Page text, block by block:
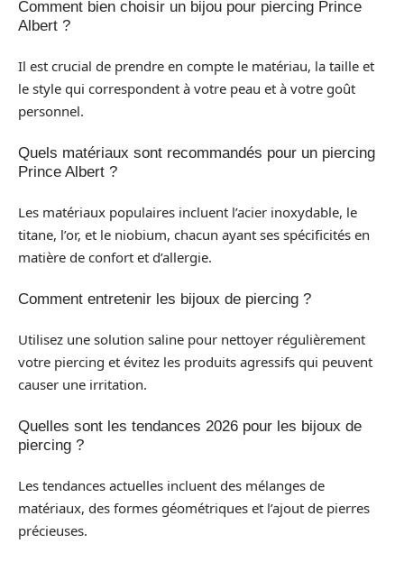
Comment bien choisir un bijou pour piercing Prince
Albert ?
Il est crucial de prendre en compte le matériau, la taille et
le style qui correspondent à votre peau et à votre goût
personnel.
Quels matériaux sont recommandés pour un piercing
Prince Albert ?
Les matériaux populaires incluent l’acier inoxydable, le
titane, l’or, et le niobium, chacun ayant ses spécificités en
matière de confort et d’allergie.
Comment entretenir les bijoux de piercing ?
Utilisez une solution saline pour nettoyer régulièrement
votre piercing et évitez les produits agressifs qui peuvent
causer une irritation.
Quelles sont les tendances 2026 pour les bijoux de
piercing ?
Les tendances actuelles incluent des mélanges de
matériaux, des formes géométriques et l’ajout de pierres
précieuses.